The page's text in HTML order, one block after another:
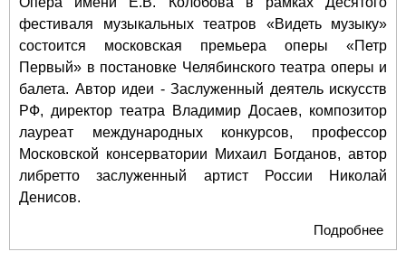
фестиваля музыкальных театров «Видеть музыку»
состоится московская премьера оперы «Петр
Первый» в постановке Челябинского театра оперы и
балета. Автор идеи - Заслуженный деятель искусств
РФ, директор театра Владимир Досаев, композитор
лауреат международных конкурсов, профессор
Московской консерватории Михаил Богданов, автор
либретто заслуженный артист России Николай
Денисов.
Подробнее